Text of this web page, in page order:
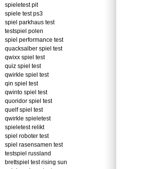
spieletest pit
spiele test ps3
spiel parkhaus test
testspiel polen
spiel performance test
quacksalber spiel test
qwixx spiel test
quiz spiel test
qwirkle spiel test
qin spiel test
qwinto spiel test
quoridor spiel test
quelf spiel test
qwirkle spieletest
spieletest relikt
spiel roboter test
spiel rasensamen test
testspiel russland
brettspiel test rising sun